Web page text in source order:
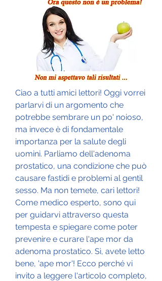
Ciao a tutti amici lettori! Oggi vorrei
parlarvi di un argomento che
potrebbe sembrare un po' noioso,
ma invece è di fondamentale
importanza per la salute degli
uomini. Parliamo dell'adenoma
prostatico, una condizione che può
causare fastidi e problemi al gentil
sesso. Ma non temete, cari lettori!
Come medico esperto, sono qui
per guidarvi attraverso questa
tempesta e spiegare come poter
prevenire e curare l'ape mor da
adenoma prostatico. Sì, avete letto
bene, 'ape mor'! Ecco perché vi
invito a leggere l'articolo completo,